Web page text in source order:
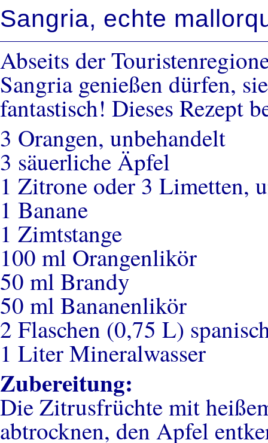
Sangria, echte
Abseits der
Sangria genießen dürfen,
fantastisch! Dieses Rezept
3 Orangen, unbehandelt
3 säuerliche Äpfel
1 Zitrone oder 3 Limetten,
1 Banane
1 Zimtstange
100 ml Orangenlikör
50 ml Brandy
50 ml Bananenlikör
2 Flaschen (0,75 L)
1 Liter Mineralwasser
Zubereitung:
Die Zitrusfrüchte mit
abtrocknen, den Apfel